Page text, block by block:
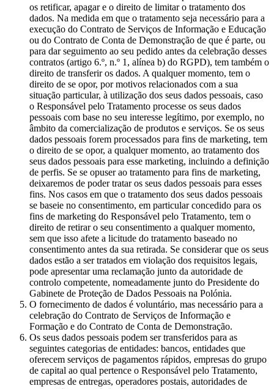
os retificar, apagar e o direito de limitar o tratamento dos
dados. Na medida em que o tratamento seja necessário para a
execução do Contrato de Serviços de Informação e Educação
ou do Contrato de Conta de Demonstração de que é parte, ou
para dar seguimento ao seu pedido antes da celebração desses
contratos (artigo 6.º, n.º 1, alínea b) do RGPD), tem também o
direito de transferir os dados. A qualquer momento, tem o
direito de se opor, por motivos relacionados com a sua
situação particular, à utilização dos seus dados pessoais, caso
o Responsável pelo Tratamento processe os seus dados
pessoais com base no seu interesse legítimo, por exemplo, no
âmbito da comercialização de produtos e serviços. Se os seus
dados pessoais forem processados para fins de marketing, tem
o direito de se opor, a qualquer momento, ao tratamento dos
seus dados pessoais para esse marketing, incluindo a definição
de perfis. Se se opuser ao tratamento para fins de marketing,
deixaremos de poder tratar os seus dados pessoais para esses
fins. Nos casos em que o tratamento dos seus dados pessoais
se baseie no consentimento, em particular concedido para os
fins de marketing do Responsável pelo Tratamento, tem o
direito de retirar o seu consentimento a qualquer momento,
sem que isso afete a licitude do tratamento baseado no
consentimento antes da sua retirada. Se considerar que os seus
dados estão a ser tratados em violação dos requisitos legais,
pode apresentar uma reclamação junto da autoridade de
controlo competente, nomeadamente junto do Presidente do
Gabinete de Proteção de Dados Pessoais na Polónia.
O fornecimento de dados é voluntário, mas necessário para a
celebração do Contrato de Serviços de Informação e
Formação e do Contrato de Conta de Demonstração.
Os seus dados pessoais podem ser transferidos para as
seguintes categorias de entidades: bancos, entidades que
oferecem serviços de pagamentos rápidos, empresas do grupo
de capital ao qual pertence o Responsável pelo Tratamento,
empresas de entregas, operadores postais, autoridades de